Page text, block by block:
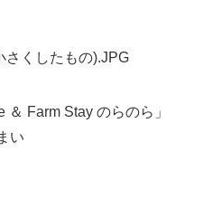
Farm Stay のらのら」
い